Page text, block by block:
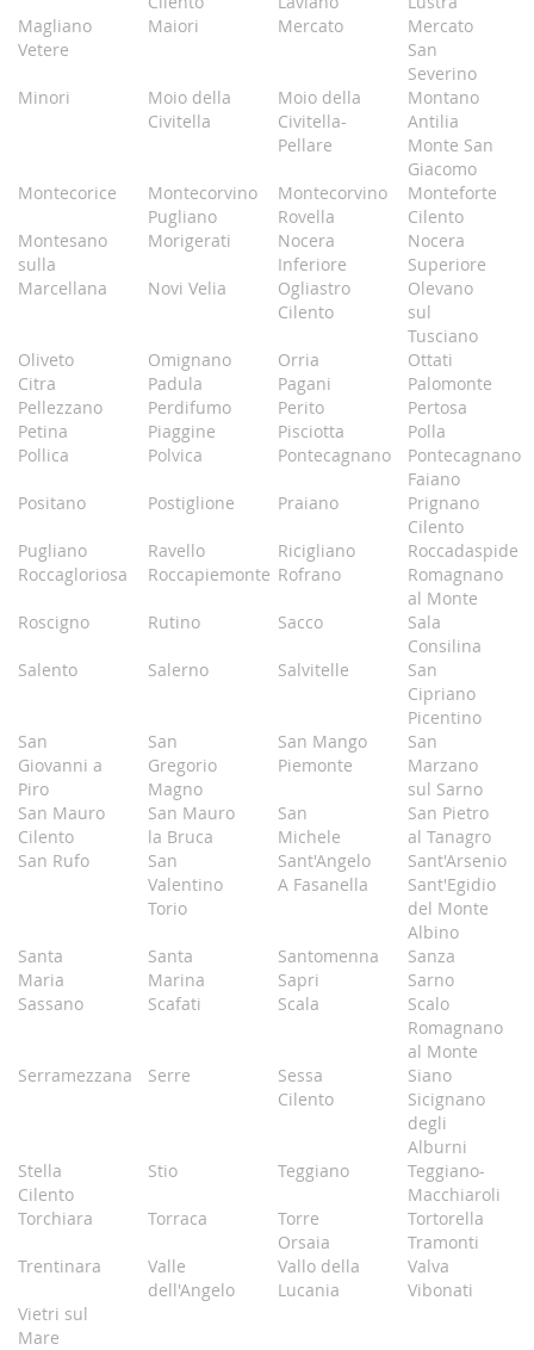
Magliano
Vetere
Maiori Mercato
Mercato
San
Severino
Minori
Moio della
Civitella
Moio della
Civitella-
Pellare
Montano
Antilia
Monte San
Giacomo
Montecorice
Montecorvino
Pugliano
Montecorvino
Rovella
Monteforte
Cilento
Montesano
sulla
Marcellana
Morigerati
Nocera
Inferiore
Nocera
Superiore
Novi Velia
Ogliastro
Cilento
Olevano
sul
Tusciano
Oliveto
Citra
Omignano Orria
Ottati
Padula
Pagani
Palomonte
Pellezzano
Perdifumo Perito
Pertosa
Petina
Piaggine Pisciotta
Polla
Pollica
Polvica Pontecagnano
Pontecagnano
Faiano
Positano
Postiglione Praiano
Prignano
Cilento
Pugliano
Ravello Ricigliano
Roccadaspide
Roccagloriosa
Roccapiemonte Rofrano
Romagnano
al Monte
Roscigno
Rutino Sacco
Sala
Consilina
Salento
Salerno Salvitelle
San
Cipriano
Picentino
San
Giovanni a
Piro
San
Gregorio
Magno
San Mango
Piemonte
San
Marzano
sul Sarno
San Mauro
Cilento
San Mauro
la Bruca
San
Michele
San Pietro
al Tanagro
San Rufo
San
Valentino
Torio
Sant'Angelo
A Fasanella
Sant'Arsenio
Sant'Egidio
del Monte
Albino
Santa
Maria
Santa
Marina
Santomenna
Sanza
Sapri
Sarno
Sassano
Scafati Scala
Scalo
Romagnano
al Monte
Serramezzana
Serre
Sessa
Cilento
Siano
Sicignano
degli
Alburni
Stella
Cilento
Stio Teggiano
Teggiano-
Macchiaroli
Torchiara
Torraca
Torre
Orsaia
Tortorella
Tramonti
Trentinara
Valle
dell'Angelo
Vallo della
Lucania
Valva
Vibonati
Vietri sul
Mare